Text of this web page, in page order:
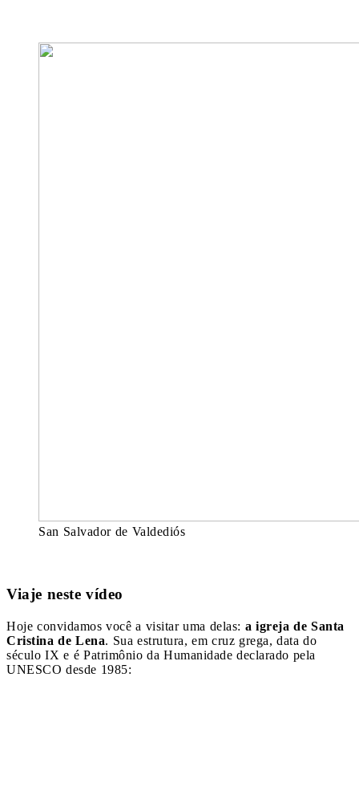
San Salvador de Valdediós
Viaje neste vídeo
Hoje convidamos você a visitar uma delas: a igreja de Santa
Cristina de Lena. Sua estrutura, em cruz grega, data do
século IX e é Patrimônio da Humanidade declarado pela
UNESCO desde 1985: